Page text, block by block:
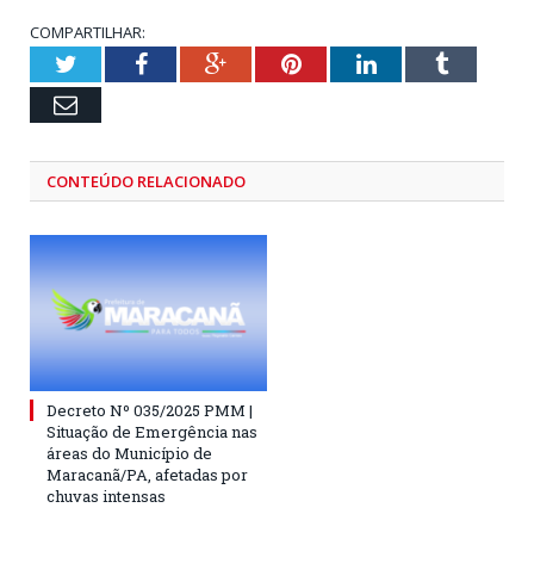
COMPARTILHAR:
TwitterFacebookGoogle+PinterestLinkedInTumblr
Email
CONTEÚDO RELACIONADO
Decreto Nº 035/2025 PMM |
Situação de Emergência nas
áreas do Município de
Maracanã/PA, afetadas por
chuvas intensas